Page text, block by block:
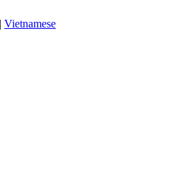
| Vietnamese